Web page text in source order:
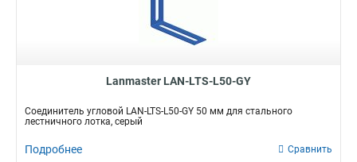
Lanmaster LAN-LTS-L50-GY
Соединитель угловой LAN-LTS-L50-GY 50 мм для стального
лестничного лотка, серый
Подробнее Сравнить